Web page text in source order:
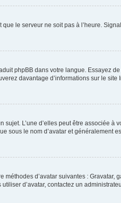
le serveur ne soit pas à l’heure.
phpBB dans votre langue. Essayez
davantage d’informations sur le site
L’une d’elles peut être associée
sous le nom d’avatar et généralement
d’avatar suivantes : Gravatar,
d’avatar, contactez un